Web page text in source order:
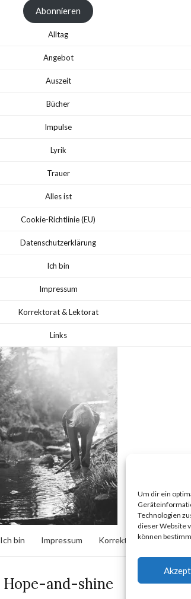
Um dir ein
Technologien
dieser Website
können
Abonnieren
Alltag
Angebot
Auszeit
Bücher
Impulse
Lyrik
Trauer
Alles ist
Cookie-Richtlinie (EU)
Datenschutzerklärung
Ich bin
Impressum
Korrektorat & Lektorat
Links
Ich bin Impressum Korrektorat & Lektorat
Hope-and-shine